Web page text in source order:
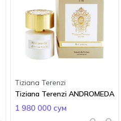
Tiziana Terenzi
Tiziana Terenzi ANDROMEDA
1 980 000 сум